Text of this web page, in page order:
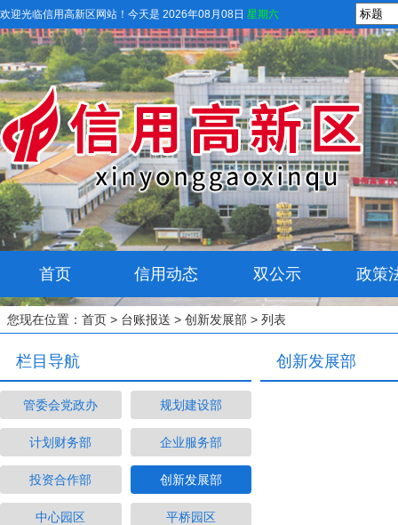
欢迎光临信用高新区网站！ 今天是 2026年08月08日 星期六
首页 信用动态 双公示 政策
您现在位置： 首页 > 台账报送 > 创新发展部 > 列表
栏目导航
管委会党政办 规划建设部
计划财务部 企业服务部
投资合作部 创新发展部
中心园区 平桥园区
创新发展部